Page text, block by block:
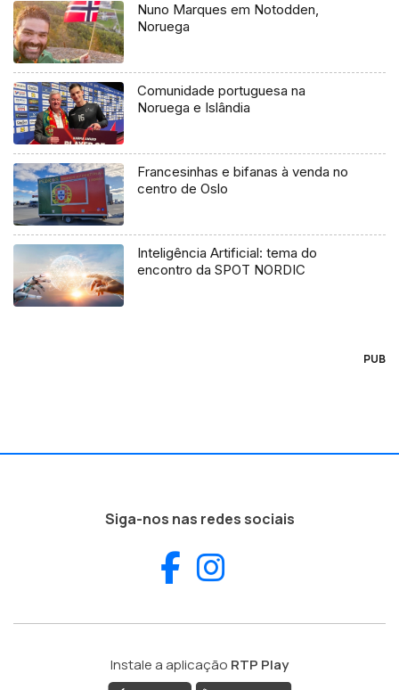
Nuno Marques em Notodden,
Noruega
Comunidade portuguesa na
Noruega e Islândia
Francesinhas e bifanas à venda no
centro de Oslo
Inteligência Artificial: tema do
encontro da SPOT NORDIC
PUB
Siga-nos nas redes sociais
Facebook
Instale a aplicação RTP Play